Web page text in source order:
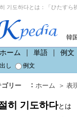
기도하다とは：「ひたすら
韓
ホーム 単語 例文
し
例文
ゴリー ： ホーム ＞ 表
히 기도하다とは